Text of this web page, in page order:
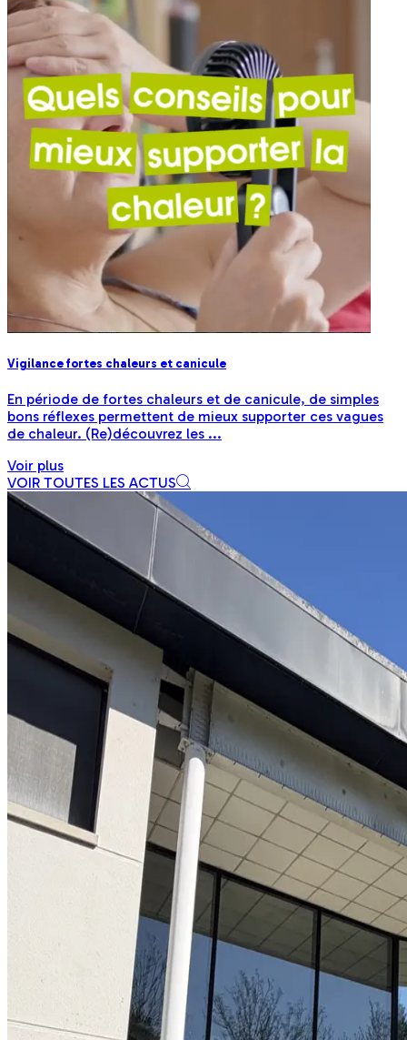
Vigilance fortes chaleurs et canicule
En période de fortes chaleurs et de canicule, de simples
bons réflexes permettent de mieux supporter ces vagues
de chaleur. (Re)découvrez les ...
Voir plus
VOIR TOUTES LES ACTUS